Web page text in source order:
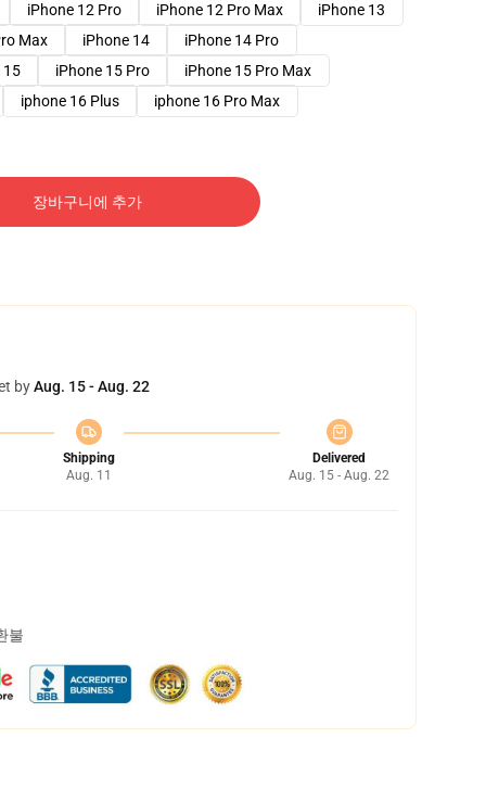
iPhone 12 Pro iPhone 12 Pro Max
iPhone 13
Max iPhone 14
iPhone 14 Pro
15 iPhone 15 Pro
iPhone 15 Pro Max
iphone 16 Plus iphone 16 Pro Max
장바구니에 추가
byAug. 15 - Aug. 22
Shipping
Aug. 11
Delivered
Aug. 15 - Aug. 22
불